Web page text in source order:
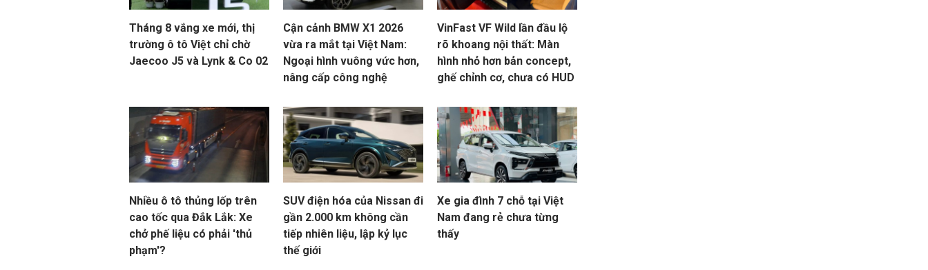
Tháng 8 vắng xe mới, thị
trường ô tô Việt chỉ chờ
Jaecoo J5 và Lynk & Co 02
Cận cảnh BMW X1 2026
vừa ra mắt tại Việt Nam:
Ngoại hình vuông vức hơn,
nâng cấp công nghệ
VinFast VF Wild lần đầu lộ
rõ khoang nội thất: Màn
hình nhỏ hơn bản concept,
ghế chỉnh cơ, chưa có HUD
Nhiều ô tô thủng lốp trên
cao tốc qua Đắk Lắk: Xe
chở phế liệu có phải 'thủ
phạm'?
SUV điện hóa của Nissan đi
gần 2.000 km không cần
tiếp nhiên liệu, lập kỷ lục
thế giới
Xe gia đình 7 chỗ tại Việt
Nam đang rẻ chưa từng
thấy